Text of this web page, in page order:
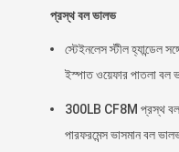
প্রস্থ বল ভালভ
স্টেইনলেস স্টীল হ্যান্ডেল
ইস্পাত ওয়েফার পাতলা বল
300LB CF8M প্রস্থ
পারফরমেন্স ভাসমান বল